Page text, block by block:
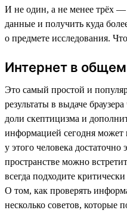
И не один, а не менее трёх —
данные и получить куда
о предмете исследования.
Интернет в общем
Это самый простой и
результаты в выдаче
доли скептицизма и
информацией сегодня может
у этого человека
пространстве можно
всегда подходите
О том, как проверять
несколько советов, которые